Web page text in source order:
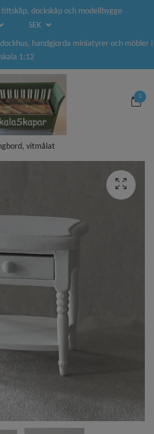
dockskåp och modellbygge
SEK
handgjorda miniatyrer och möbler i
skala 1:12
0
vitmålat